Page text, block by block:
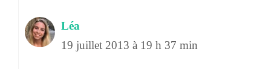
Léa
19 juillet 2013 à 19 h 37 min